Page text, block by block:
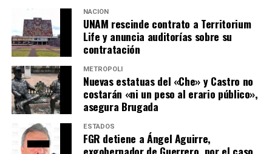
NACIÓN
UNAM rescinde contrato a Territorium
Life y anuncia auditorías sobre su
contratación
METRÓPOLI
Nuevas estatuas del «Che» y Castro no
costarán «ni un peso al erario público»,
asegura Brugada
ESTADOS
FGR detiene a Ángel Aguirre,
exgobernador de Guerrero, por el caso